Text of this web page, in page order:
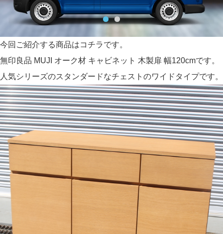
今回ご紹介する商品はコチラです。
無印良品 MUJI オーク材 キャビネット 木製扉 幅120cmです。
人気シリーズのスタンダードなチェストのワイドタイプです。